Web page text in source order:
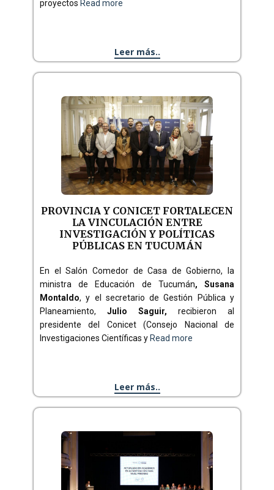
proyectos Read more
Leer más..
PROVINCIA Y CONICET FORTALECEN
LA VINCULACIÓN ENTRE
INVESTIGACIÓN Y POLÍTICAS
PÚBLICAS EN TUCUMÁN
En el Salón Comedor de Casa de Gobierno, la
ministra de Educación de Tucumán, Susana
Montaldo, y el secretario de Gestión Pública y
Planeamiento, Julio Saguir, recibieron al
presidente del Conicet (Consejo Nacional de
Investigaciones Científicas y Read more
Leer más..